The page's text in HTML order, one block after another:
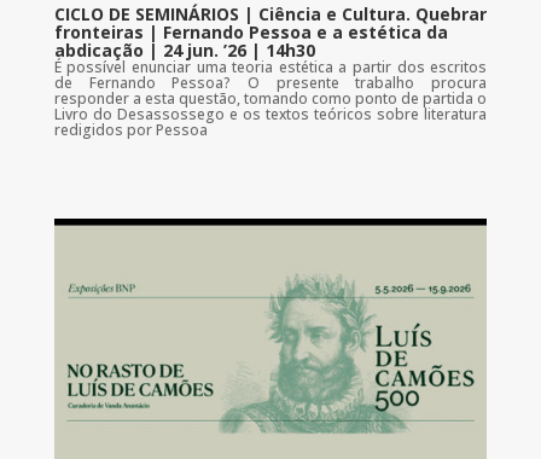
CICLO DE SEMINÁRIOS | Ciência e Cultura. Quebrar
fronteiras | Fernando Pessoa e a estética da
abdicação | 24 jun. ’26 | 14h30
É possível enunciar uma teoria estética a partir dos escritos
de Fernando Pessoa? O presente trabalho procura
responder a esta questão, tomando como ponto de partida o
Livro do Desassossego e os textos teóricos sobre literatura
redigidos por Pessoa